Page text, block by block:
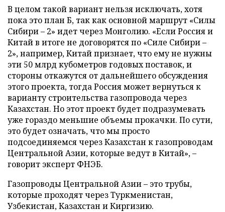
В целом такой вариант нельзя исключать, хотя
пока это план Б, так как основной маршрут «Силы
Сибири – 2» идет через Монголию. «Если Россия и
Китай в итоге не договорятся по «Силе Сибири –
2», например, Китай признает, что ему не нужны
эти 50 млрд кубометров годовых поставок, и
стороны откажутся от дальнейшего обсуждения
этого проекта, тогда Россия может вернуться к
варианту строительства газопровода через
Казахстан. Но этот проект будет подразумевать
уже гораздо меньшие объемы прокачки. По сути,
это будет означать, что мы просто
подсоединяемся через Казахстан к газопроводам
Центральной Азии, которые ведут в Китай», –
говорит эксперт ФНЭБ.
Газопроводы Центральной Азии – это трубы,
которые проходят через Туркменистан,
Узбекистан, Казахстан и Киргизию.